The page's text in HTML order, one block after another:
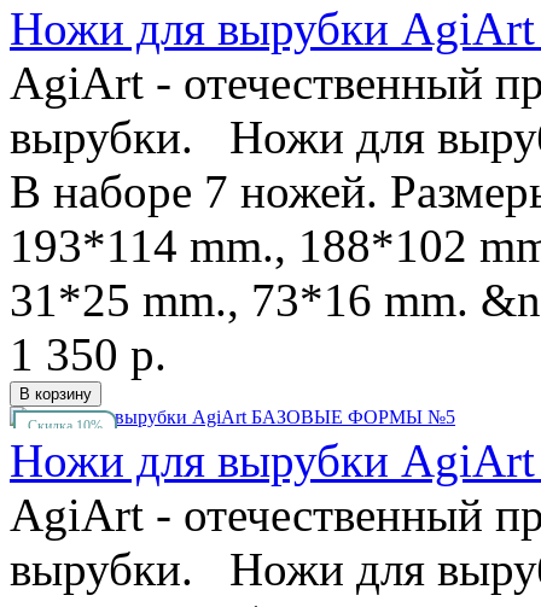
Ножи для вырубки
AgiArt - отечественный
вырубки. Ножи для
В наборе 7 ножей.
193*114 mm., 188*102
31*25 mm., 73*16 mm.
1 350 р.
Скидка 10%
Ножи для вырубки
AgiArt - отечественный
вырубки. Ножи для